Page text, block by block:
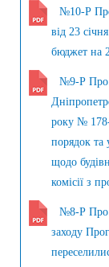
№10-Р Про
від 23
бюджет на
№9-Р Про
року №
порядок та
щодо
комісії з
№8-Р Про
заходу